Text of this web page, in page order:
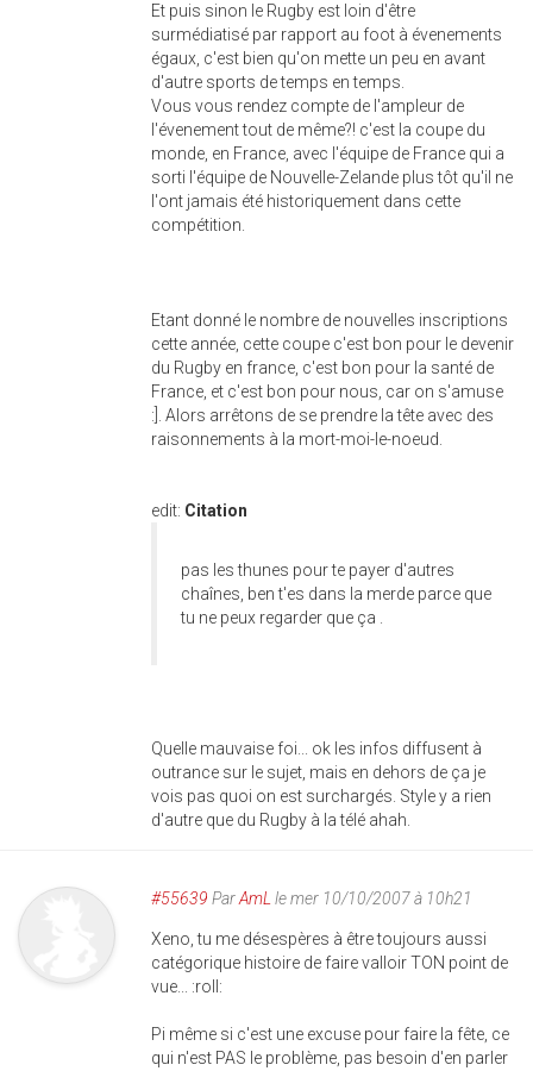
Et puis sinon le Rugby est loin d'être
surmédiatisé par rapport au foot à évenements
égaux, c'est bien qu'on mette un peu en avant
d'autre sports de temps en temps.
Vous vous rendez compte de l'ampleur de
l'évenement tout de même?! c'est la coupe du
monde, en France, avec l'équipe de France qui a
sorti l'équipe de Nouvelle-Zelande plus tôt qu'il ne
l'ont jamais été historiquement dans cette
compétition.
Etant donné le nombre de nouvelles inscriptions
cette année, cette coupe c'est bon pour le devenir
du Rugby en france, c'est bon pour la santé de
France, et c'est bon pour nous, car on s'amuse
:]. Alors arrêtons de se prendre la tête avec des
raisonnements à la mort-moi-le-noeud.
edit: Citation
pas les thunes pour te payer d'autres
chaînes, ben t'es dans la merde parce que
tu ne peux regarder que ça .
Quelle mauvaise foi... ok les infos diffusent à
outrance sur le sujet, mais en dehors de ça je
vois pas quoi on est surchargés. Style y a rien
d'autre que du Rugby à la télé ahah.
#55639 ParAmL le mer 10/10/2007 à 10h21
Xeno, tu me désespères à être toujours aussi
catégorique histoire de faire valloir TON point de
vue... :roll:
Pi même si c'est une excuse pour faire la fête, ce
qui n'est PAS le problème, pas besoin d'en parler